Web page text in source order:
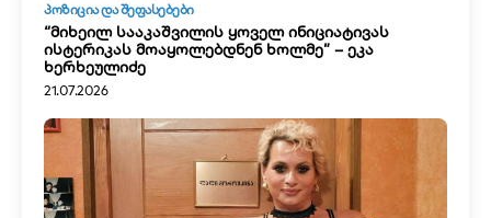
ᲞᲝᲖᲘᲪᲘᲐ ᲓᲐ ᲨᲔᲤᲐᲡᲔᲑᲔᲑᲘ
“მიხეილ სააკაშვილის ყოველ ინიციატივას
ისტერიკას მოაყოლებდნენ ხოლმე” – ეკა
ხერხეულიძე
21.07.2026